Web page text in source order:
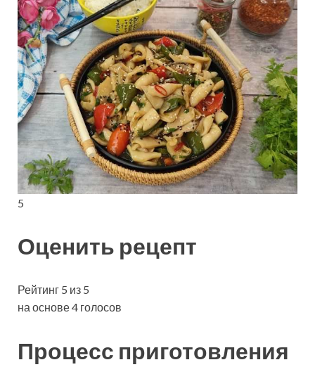
5
Оценить рецепт
Рейтинг 5 из 5
на основе 4 голосов
Процесс приготовления